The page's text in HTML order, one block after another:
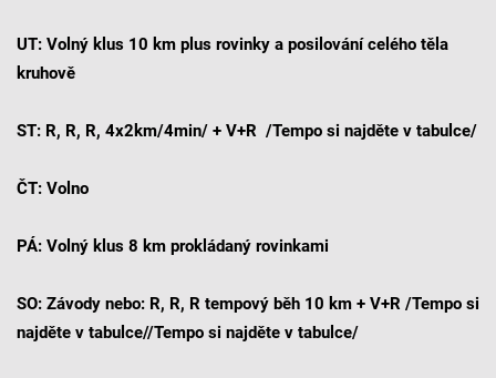
UT: Volný klus 10 km plus rovinky a posilování celého těla
kruhově
ST: R, R, R, 4x2km/4min/ + V+R /Tempo si najděte v tabulce/
ČT: Volno
PÁ: Volný klus 8 km prokládaný rovinkami
SO: Závody nebo: R, R, R tempový běh 10 km + V+R /Tempo si
najděte v tabulce//Tempo si najděte v tabulce/